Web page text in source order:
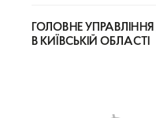
ГОЛОВНЕ
В КИЇВСЬКІЙ ОБЛАСТІ